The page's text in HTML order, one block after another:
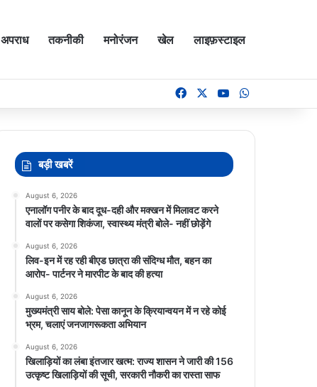
अपराध तकनीकी मनोरंजन खेल लाइफ़स्टाइल
FacebookYouTube
बड़ी खबरें
August 6, 2026
एनालॉग पनीर के बाद दूध-दही और मक्खन में मिलावट करने
वालों पर कसेगा शिकंजा, स्वास्थ्य मंत्री बोले- नहीं छोड़ेंगे
August 6, 2026
लिव-इन में रह रही बीएड छात्रा की संदिग्ध मौत, बहन का
आरोप- पार्टनर ने मारपीट के बाद की हत्या
August 6, 2026
मुख्यमंत्री साय बोले: पेसा कानून के क्रियान्वयन में न रहे कोई
भ्रम, चलाएं जनजागरूकता अभियान
August 6, 2026
खिलाड़ियों का लंबा इंतजार खत्म: राज्य शासन ने जारी की 156
उत्कृष्ट खिलाड़ियों की सूची, सरकारी नौकरी का रास्ता साफ